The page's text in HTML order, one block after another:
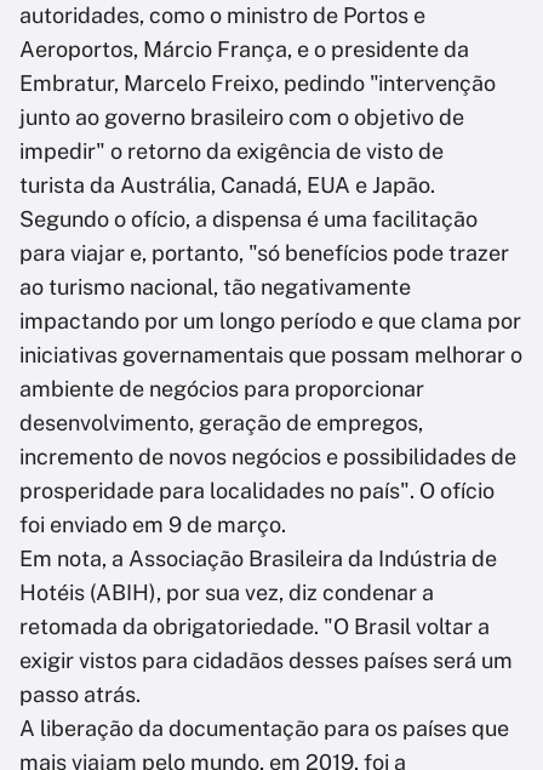
autoridades, como o ministro de Portos e
Aeroportos, Márcio França, e o presidente da
Embratur, Marcelo Freixo, pedindo "intervenção
junto ao governo brasileiro com o objetivo de
impedir" o retorno da exigência de visto de
turista da Austrália, Canadá, EUA e Japão.
Segundo o ofício, a dispensa é uma facilitação
para viajar e, portanto, "só benefícios pode trazer
ao turismo nacional, tão negativamente
impactando por um longo período e que clama por
iniciativas governamentais que possam melhorar o
ambiente de negócios para proporcionar
desenvolvimento, geração de empregos,
incremento de novos negócios e possibilidades de
prosperidade para localidades no país". O ofício
foi enviado em 9 de março.
Em nota, a Associação Brasileira da Indústria de
Hotéis (ABIH), por sua vez, diz condenar a
retomada da obrigatoriedade. "O Brasil voltar a
exigir vistos para cidadãos desses países será um
passo atrás.
A liberação da documentação para os países que
mais viajam pelo mundo, em 2019, foi a